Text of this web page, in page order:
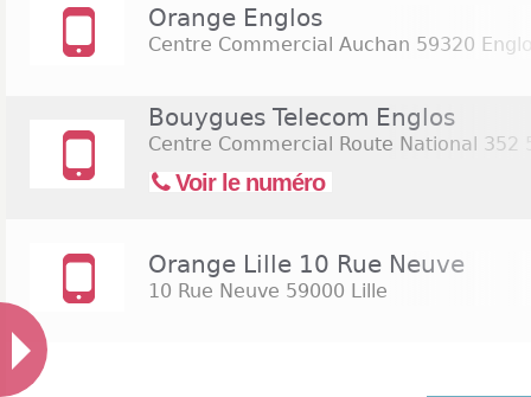
Orange Englos
Centre Commercial Auchan 59320
Bouygues Telecom Englos
Centre Commercial Route National 352
Voir le numéro
Orange Lille 10 Rue Neuve
10 Rue Neuve 59000 Lille